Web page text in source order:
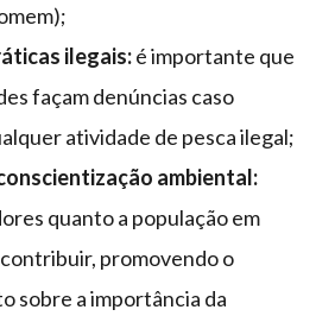
ilegais:é importante que
façam denúncias caso
atividade de pesca ilegal;
ambiental:
quanto a população em
promovendo o
sobre a importância da